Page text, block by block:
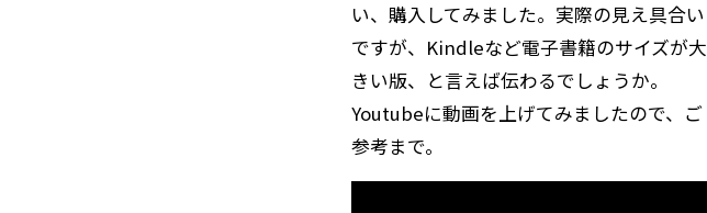
い、購入してみました。実際の見え具合い
ですが、Kindleなど電子書籍のサイズが大
きい版、と言えば伝わるでしょうか。
Youtubeに動画を上げてみましたので、ご
参考まで。